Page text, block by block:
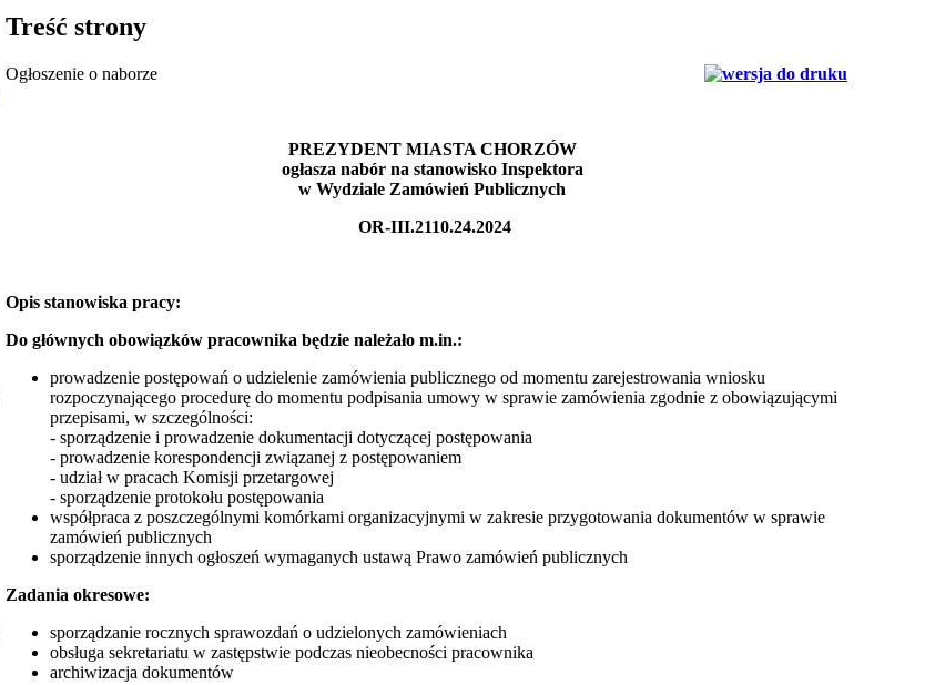
Treść strony
Ogłoszenie o naborze
PREZYDENT MIASTA CHORZÓW
ogłasza nabór na stanowisko Inspektora
w Wydziale Zamówień Publicznych
OR-III.2110.24.2024
Opis stanowiska pracy:
Do głównych obowiązków pracownika będzie należało m.in.:
prowadzenie postępowań o udzielenie zamówienia publicznego od momentu zarejestrowania wniosku
rozpoczynającego procedurę do momentu podpisania umowy w sprawie zamówienia zgodnie z obowiązującymi
przepisami, w szczególności:
- sporządzenie i prowadzenie dokumentacji dotyczącej postępowania
- prowadzenie korespondencji związanej z postępowaniem
- udział w pracach Komisji przetargowej
- sporządzenie protokołu postępowania
współpraca z poszczególnymi komórkami organizacyjnymi w zakresie przygotowania dokumentów w sprawie
zamówień publicznych
sporządzenie innych ogłoszeń wymaganych ustawą Prawo zamówień publicznych
Zadania okresowe:
sporządzanie rocznych sprawozdań o udzielonych zamówieniach
obsługa sekretariatu w zastępstwie podczas nieobecności pracownika
archiwizacja dokumentów